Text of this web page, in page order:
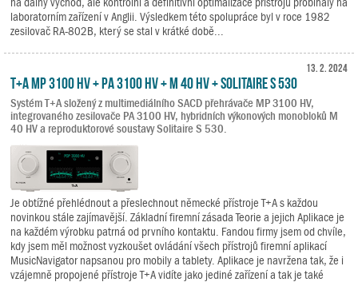
laboratorním zařízení v Anglii. Výsledkem této spolupráce byl v roce 1982
zesilovač RA-802B, který se stal v krátké době...
13. 2. 2024
T+A MP 3100 HV + PA 3100 HV + M 40 HV + Solitaire S 530
Systém T+A složený z multimediálního SACD přehrávače MP 3100 HV,
integrovaného zesilovače PA 3100 HV, hybridních výkonových monobloků M
40 HV a reproduktorové soustavy Solitaire S 530.
Je obtížné přehlédnout a přeslechnout německé přístroje T+A s každou
novinkou stále zajímavější. Základní firemní zásada Teorie a jejich Aplikace je
na každém výrobku patrná od prvního kontaktu. Fandou firmy jsem od chvíle,
kdy jsem měl možnost vyzkoušet ovládání všech přístrojů firemní aplikací
MusicNavigator napsanou pro mobily a tablety. Aplikace je navržena tak, že i
vzájemně propojené přístroje T+A vidíte jako jediné zařízení a tak je také